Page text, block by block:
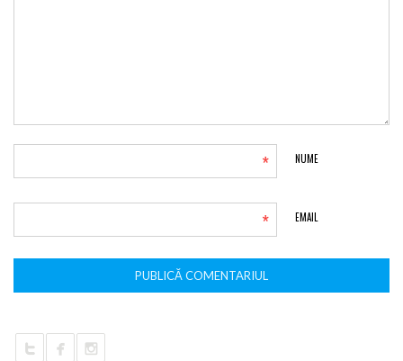
NUME
*
EMAIL
*